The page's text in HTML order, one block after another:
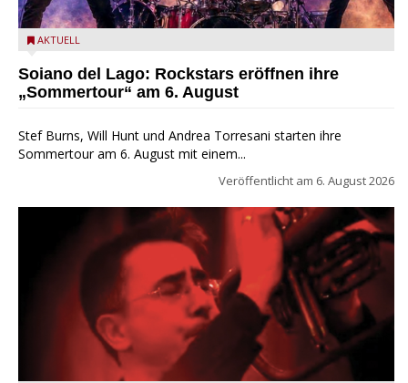
Stef Burns, Will Hunt und Andrea Torresani im Summer Rock
AKTUELL
Soiano del Lago: Rockstars eröffnen ihre
„Sommertour“ am 6. August
Stef Burns, Will Hunt und Andrea Torresani starten ihre
Sommertour am 6. August mit einem...
Veröffentlicht am 6. August 2026